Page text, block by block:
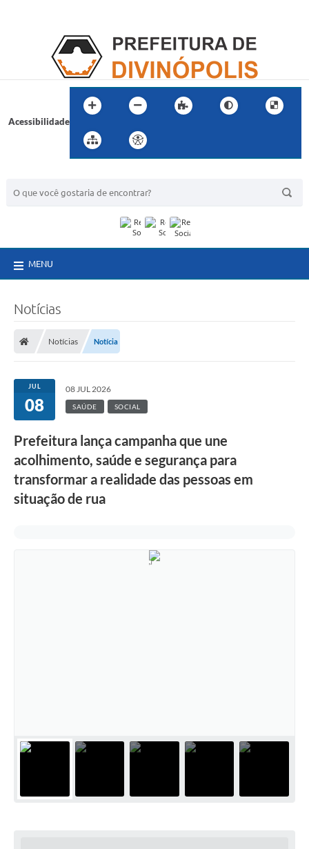
Acessibilidade
MENU
Notícias
Notícias Notícia
JUL
08
08 JUL 2026
SAÚDE SOCIAL
Prefeitura lança campanha que une
acolhimento, saúde e segurança para
transformar a realidade das pessoas em
situação de rua